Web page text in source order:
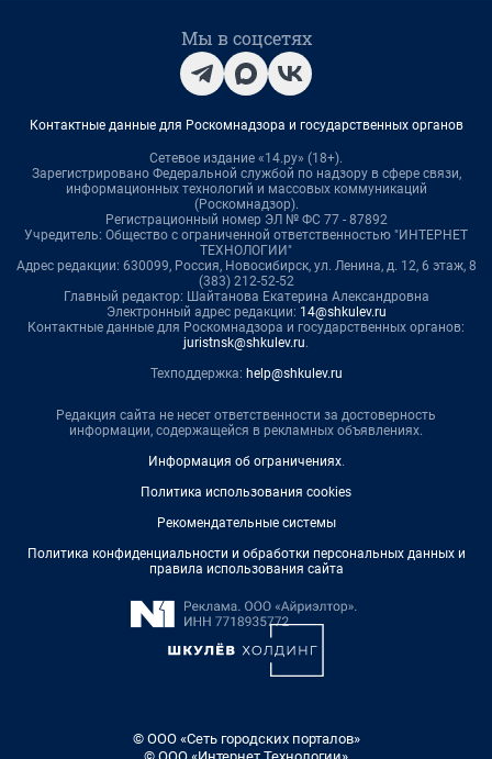
Мы в соцсетях
Контактные данные для Роскомнадзора и государственных органов
Сетевое издание «14.ру» (18+).
Зарегистрировано Федеральной службой по надзору в сфере связи,
информационных технологий и массовых коммуникаций
(Роскомнадзор).
Регистрационный номер ЭЛ № ФС 77 - 87892
Учредитель: Общество с ограниченной ответственностью "ИНТЕРНЕТ
ТЕХНОЛОГИИ"
Адрес редакции: 630099, Россия, Новосибирск, ул. Ленина, д. 12, 6 этаж, 8
(383) 212-52-52
Главный редактор: Шайтанова Екатерина Александровна
Электронный адрес редакции: 14@shkulev.ru
Контактные данные для Роскомнадзора и государственных органов:
juristnsk@shkulev.ru.
Техподдержка: help@shkulev.ru
Редакция сайта не несет ответственности за достоверность
информации, содержащейся в рекламных объявлениях.
Информация об ограничениях.
Политика использования cookies
Рекомендательные системы
Политика конфиденциальности и обработки персональных данных и
правила использования сайта
© ООО «Сеть городских порталов»